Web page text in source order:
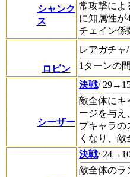
シャンク
ス
常攻撃によ
に知属性が
チェイン係
ロビン
レアガチ
1ターンの
シーザー
決戦/
敵全体にキ
ージを与え
プキャラの
くなり、
決戦/
敵全体のラ